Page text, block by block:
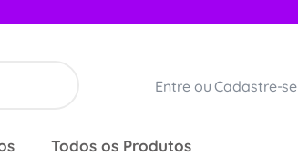
Entre ou Cadastre-se
Todos os Produtos